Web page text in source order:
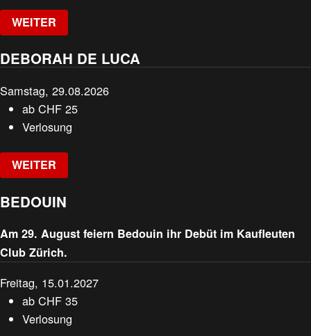
WEITER
DEBORAH DE LUCA
Samstag, 29.08.2026
abCHF 25
Verlosung
WEITER
BEDOUIN
Am 29. August feiern Bedouin ihr Debüt im Kaufleuten
Club Zürich.
Freitag, 15.01.2027
abCHF 35
Verlosung